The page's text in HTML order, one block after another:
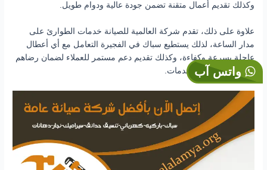
وكذلك تقديم أعمال متقنة تضمن جودة عالية ودوام طويل.
علاوة على ذلك، تقدم شركة العالمية للصيانة خدمات الطوارئ على
مدار الساعة، لذلك يستطيع سباك في الفجيرة التعامل مع أي أعطال
عاجلة بسرعة وكفاءة، وكذلك تقديم دعم مستمر للعملاء لضمان رضاهم
الكامل عن جميع الخدمات.
واتس آب